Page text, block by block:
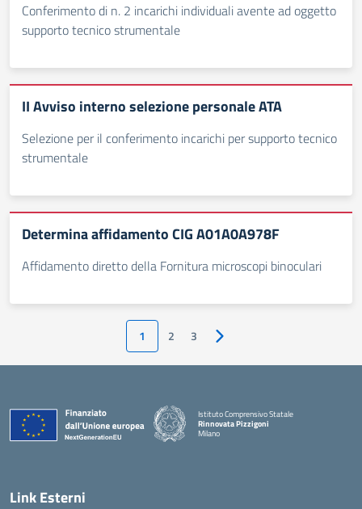
Conferimento di n. 2 incarichi individuali avente ad oggetto
supporto tecnico strumentale
II Avviso interno selezione personale ATA
Selezione per il conferimento incarichi per supporto tecnico
strumentale
Determina affidamento CIG A01A0A978F
Affidamento diretto della Fornitura microscopi binoculari
1 2 3 Pagina successiva
Istituto Comprensivo Statale
Rinnovata Pizzigoni
Milano
Link Esterni